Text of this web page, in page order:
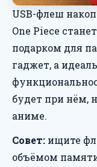
USB-флеш
One Piece
подарком для
гаджет, а
будет при нём,
аниме.
Совет: ищите
объёмом